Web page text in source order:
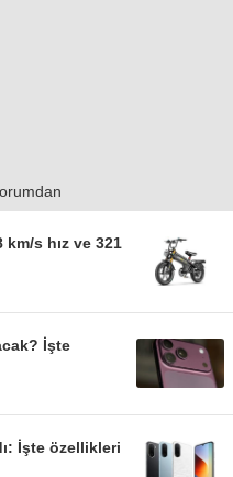
s hız ve 321
İşte
İşte özellikleri